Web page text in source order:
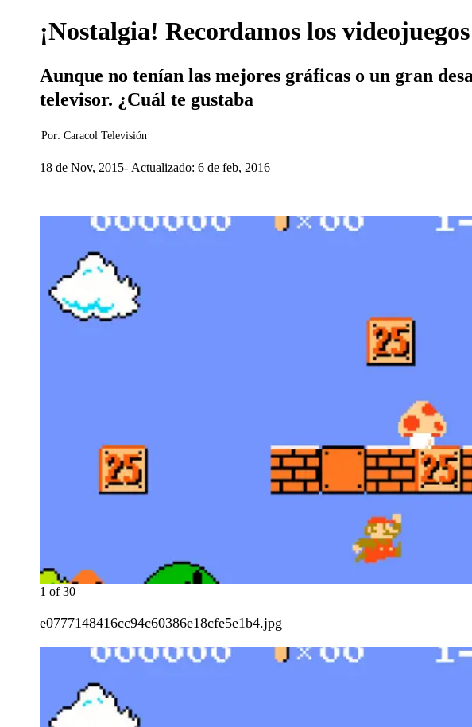
¡Nostalgia! Recordamos los
Aunque no tenían las mejores gráficas o un gran
televisor. ¿Cuál te gustaba
Por: Caracol Televisión
18 de Nov, 2015 Actualizado: 6 de feb, 2016
1 of30
e0777148416cc94c60386e18cfe5e1b4.jpg